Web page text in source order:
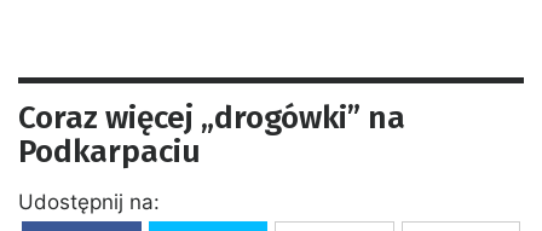
Coraz więcej „drogówki” na
Podkarpaciu
Udostępnij na: